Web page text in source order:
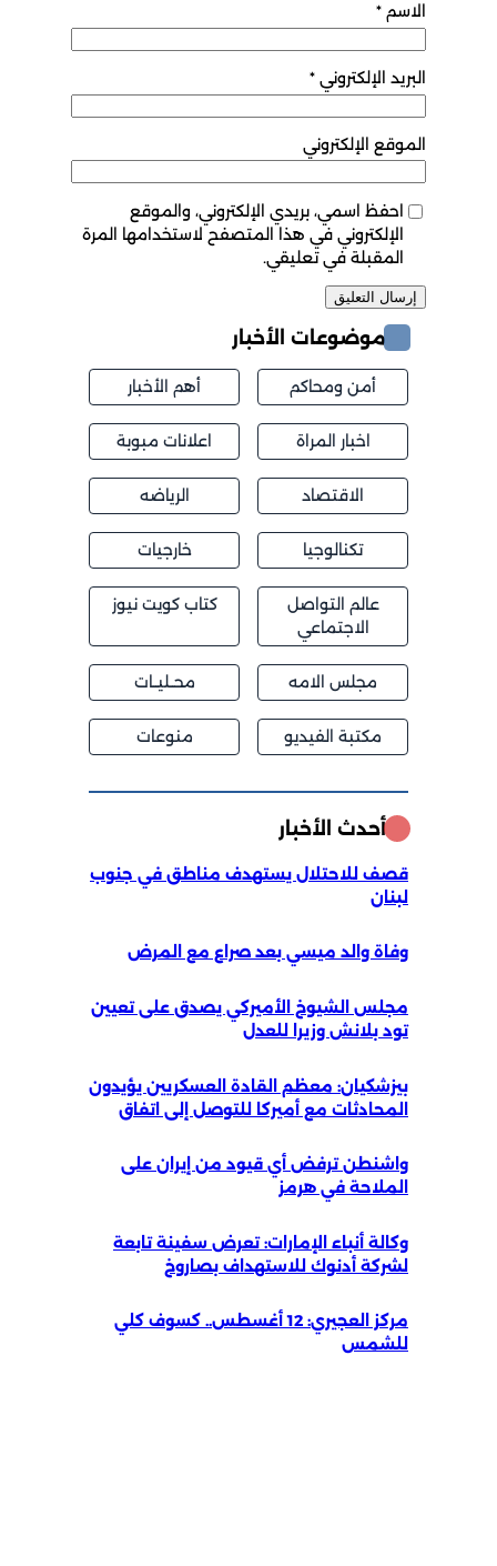
الاسم *
البريد الإلكتروني *
الموقع الإلكتروني
احفظ اسمي، بريدي الإلكتروني، والموقع
الإلكتروني في هذا المتصفح لاستخدامها المرة
المقبلة في تعليقي.
موضوعات الأخبار
أمن ومحاكم أهم الأخبار
اخبار المراة اعلانات مبوبة
الاقتصاد الرياضه
تكنالوجيا خارجيات
عالم التواصل
الاجتماعي
كتاب كويت نيوز
مجلس الامه محــليــات
مكتبة الفيديو منوعات
أحدث الأخبار
قصف للاحتلال يستهدف مناطق في جنوب
لبنان
وفاة والد ميسي بعد صراع مع المرض
مجلس الشيوخ الأميركي يصدق على تعيين
تود بلانش وزيرا للعدل
بيزشكيان: معظم القادة العسكريين يؤيدون
المحادثات مع أميركا للتوصل إلى اتفاق
واشنطن ترفض أي قيود من إيران على
الملاحة في هرمز
وكالة أنباء الإمارات: تعرض سفينة تابعة
لشركة أدنوك للاستهداف بصاروخ
مركز العجيري: 12 أغسطس.. كسوف كلي
للشمس